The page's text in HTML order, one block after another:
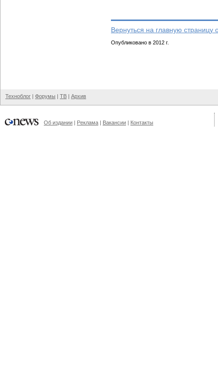
Вернуться на главную страницу
Опубликовано в 2012 г.
Техноблог | Форумы | ТВ | Архив
Об издании | Реклама | Вакансии | Контакты